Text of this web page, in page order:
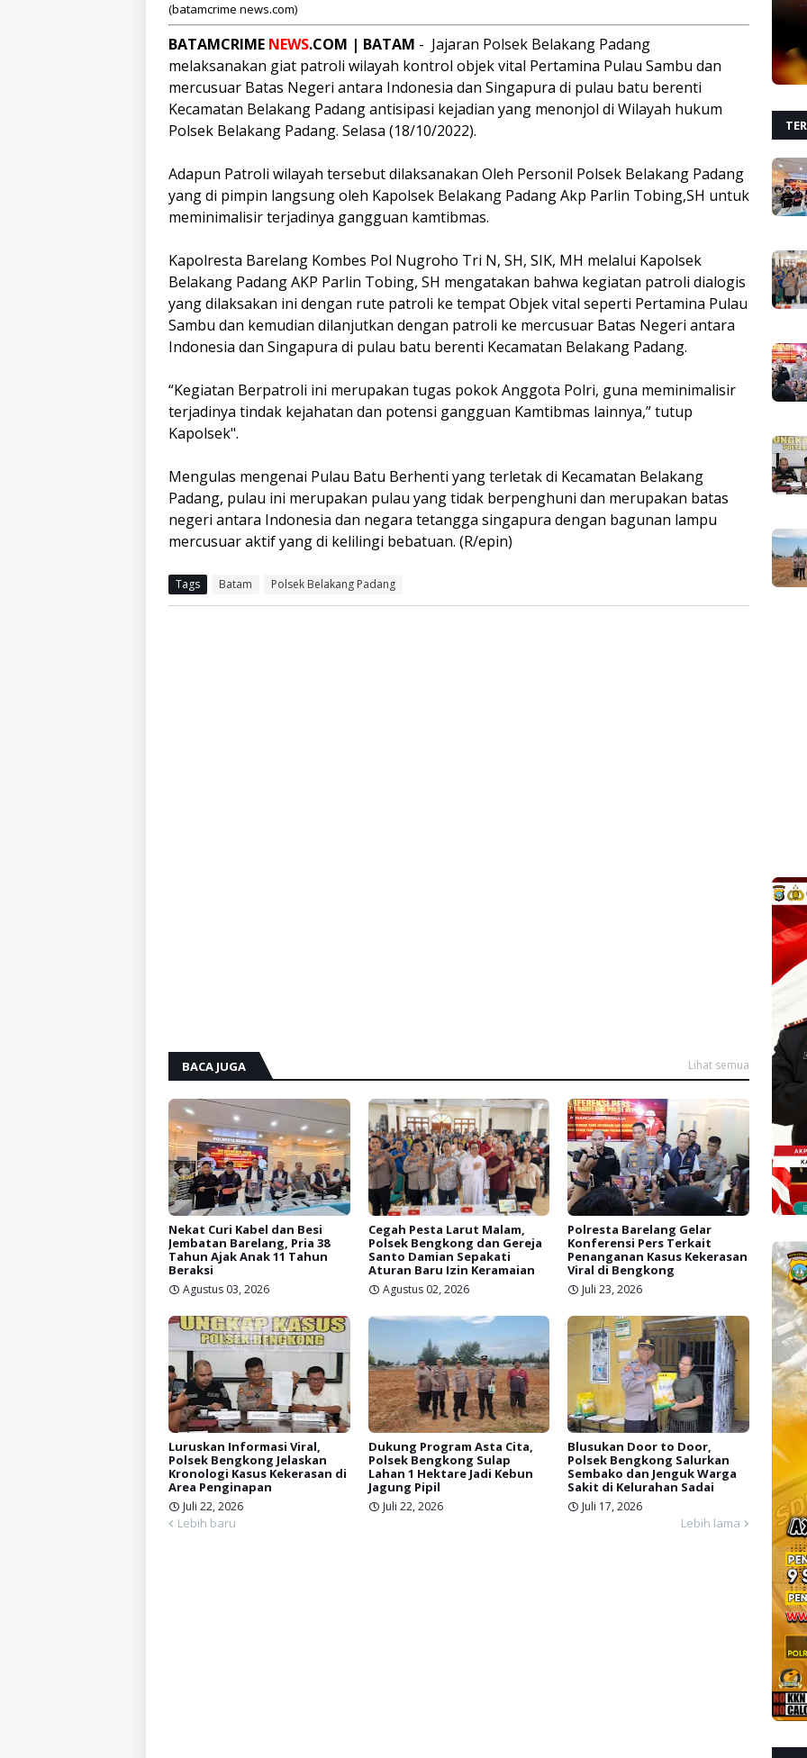
(batamcrime news.com)
BATAMCRIME NEWS.COM | BATAM - Jajaran Polsek Belakang Padang
melaksanakan giat patroli wilayah kontrol objek vital Pertamina Pulau Sambu dan
mercusuar Batas Negeri antara Indonesia dan Singapura di pulau batu berenti
Kecamatan Belakang Padang antisipasi kejadian yang menonjol di Wilayah hukum
Polsek Belakang Padang. Selasa (18/10/2022).
Adapun Patroli wilayah tersebut dilaksanakan Oleh Personil Polsek Belakang Padang
yang di pimpin langsung oleh Kapolsek Belakang Padang Akp Parlin Tobing,SH untuk
meminimalisir terjadinya gangguan kamtibmas.
Kapolresta Barelang Kombes Pol Nugroho Tri N, SH, SIK, MH melalui Kapolsek
Belakang Padang AKP Parlin Tobing, SH mengatakan bahwa kegiatan patroli dialogis
yang dilaksakan ini dengan rute patroli ke tempat Objek vital seperti Pertamina Pulau
Sambu dan kemudian dilanjutkan dengan patroli ke mercusuar Batas Negeri antara
Indonesia dan Singapura di pulau batu berenti Kecamatan Belakang Padang.
“Kegiatan Berpatroli ini merupakan tugas pokok Anggota Polri, guna meminimalisir
terjadinya tindak kejahatan dan potensi gangguan Kamtibmas lainnya,” tutup
Kapolsek".
Mengulas mengenai Pulau Batu Berhenti yang terletak di Kecamatan Belakang
Padang, pulau ini merupakan pulau yang tidak berpenghuni dan merupakan batas
negeri antara Indonesia dan negara tetangga singapura dengan bagunan lampu
mercusuar aktif yang di kelilingi bebatuan. (R/epin)
Tags Batam Polsek Belakang Padang
BACA JUGA Lihat semua
Nekat Curi Kabel dan Besi
Jembatan Barelang, Pria 38
Tahun Ajak Anak 11 Tahun
Beraksi
Agustus 03, 2026
Cegah Pesta Larut Malam,
Polsek Bengkong dan Gereja
Santo Damian Sepakati
Aturan Baru Izin Keramaian
Agustus 02, 2026
Polresta Barelang Gelar
Konferensi Pers Terkait
Penanganan Kasus Kekerasan
Viral di Bengkong
Juli 23, 2026
Luruskan Informasi Viral,
Polsek Bengkong Jelaskan
Kronologi Kasus Kekerasan di
Area Penginapan
Juli 22, 2026
Dukung Program Asta Cita,
Polsek Bengkong Sulap
Lahan 1 Hektare Jadi Kebun
Jagung Pipil
Juli 22, 2026
Blusukan Door to Door,
Polsek Bengkong Salurkan
Sembako dan Jenguk Warga
Sakit di Kelurahan Sadai
Juli 17, 2026
Lebih baru Lebih lama